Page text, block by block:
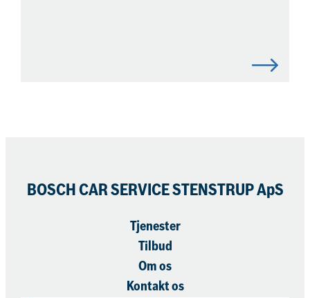
BOSCH CAR SERVICE STENSTRUP ApS
Tjenester
Tilbud
Om os
Kontakt os